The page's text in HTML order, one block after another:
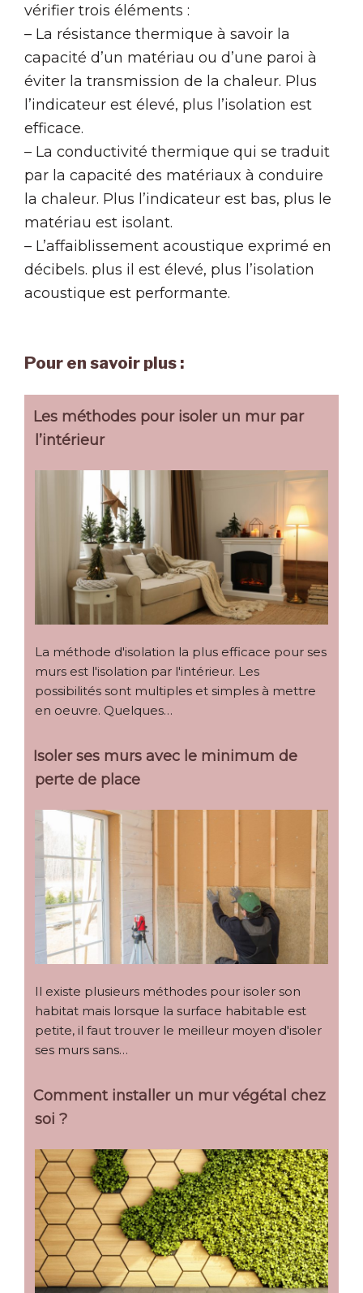
vérifier trois éléments :
– La résistance thermique à savoir la
capacité d’un matériau ou d’une paroi à
éviter la transmission de la chaleur. Plus
l’indicateur est élevé, plus l’isolation est
efficace.
– La conductivité thermique qui se traduit
par la capacité des matériaux à conduire
la chaleur. Plus l’indicateur est bas, plus le
matériau est isolant.
– L’affaiblissement acoustique exprimé en
décibels. plus il est élevé, plus l’isolation
acoustique est performante.
Pour en savoir plus :
Les méthodes pour isoler un mur par
l’intérieur
La méthode d'isolation la plus efficace pour ses
murs est l'isolation par l'intérieur. Les
possibilités sont multiples et simples à mettre
en oeuvre. Quelques…
Isoler ses murs avec le minimum de
perte de place
Il existe plusieurs méthodes pour isoler son
habitat mais lorsque la surface habitable est
petite, il faut trouver le meilleur moyen d'isoler
ses murs sans…
Comment installer un mur végétal chez
soi ?